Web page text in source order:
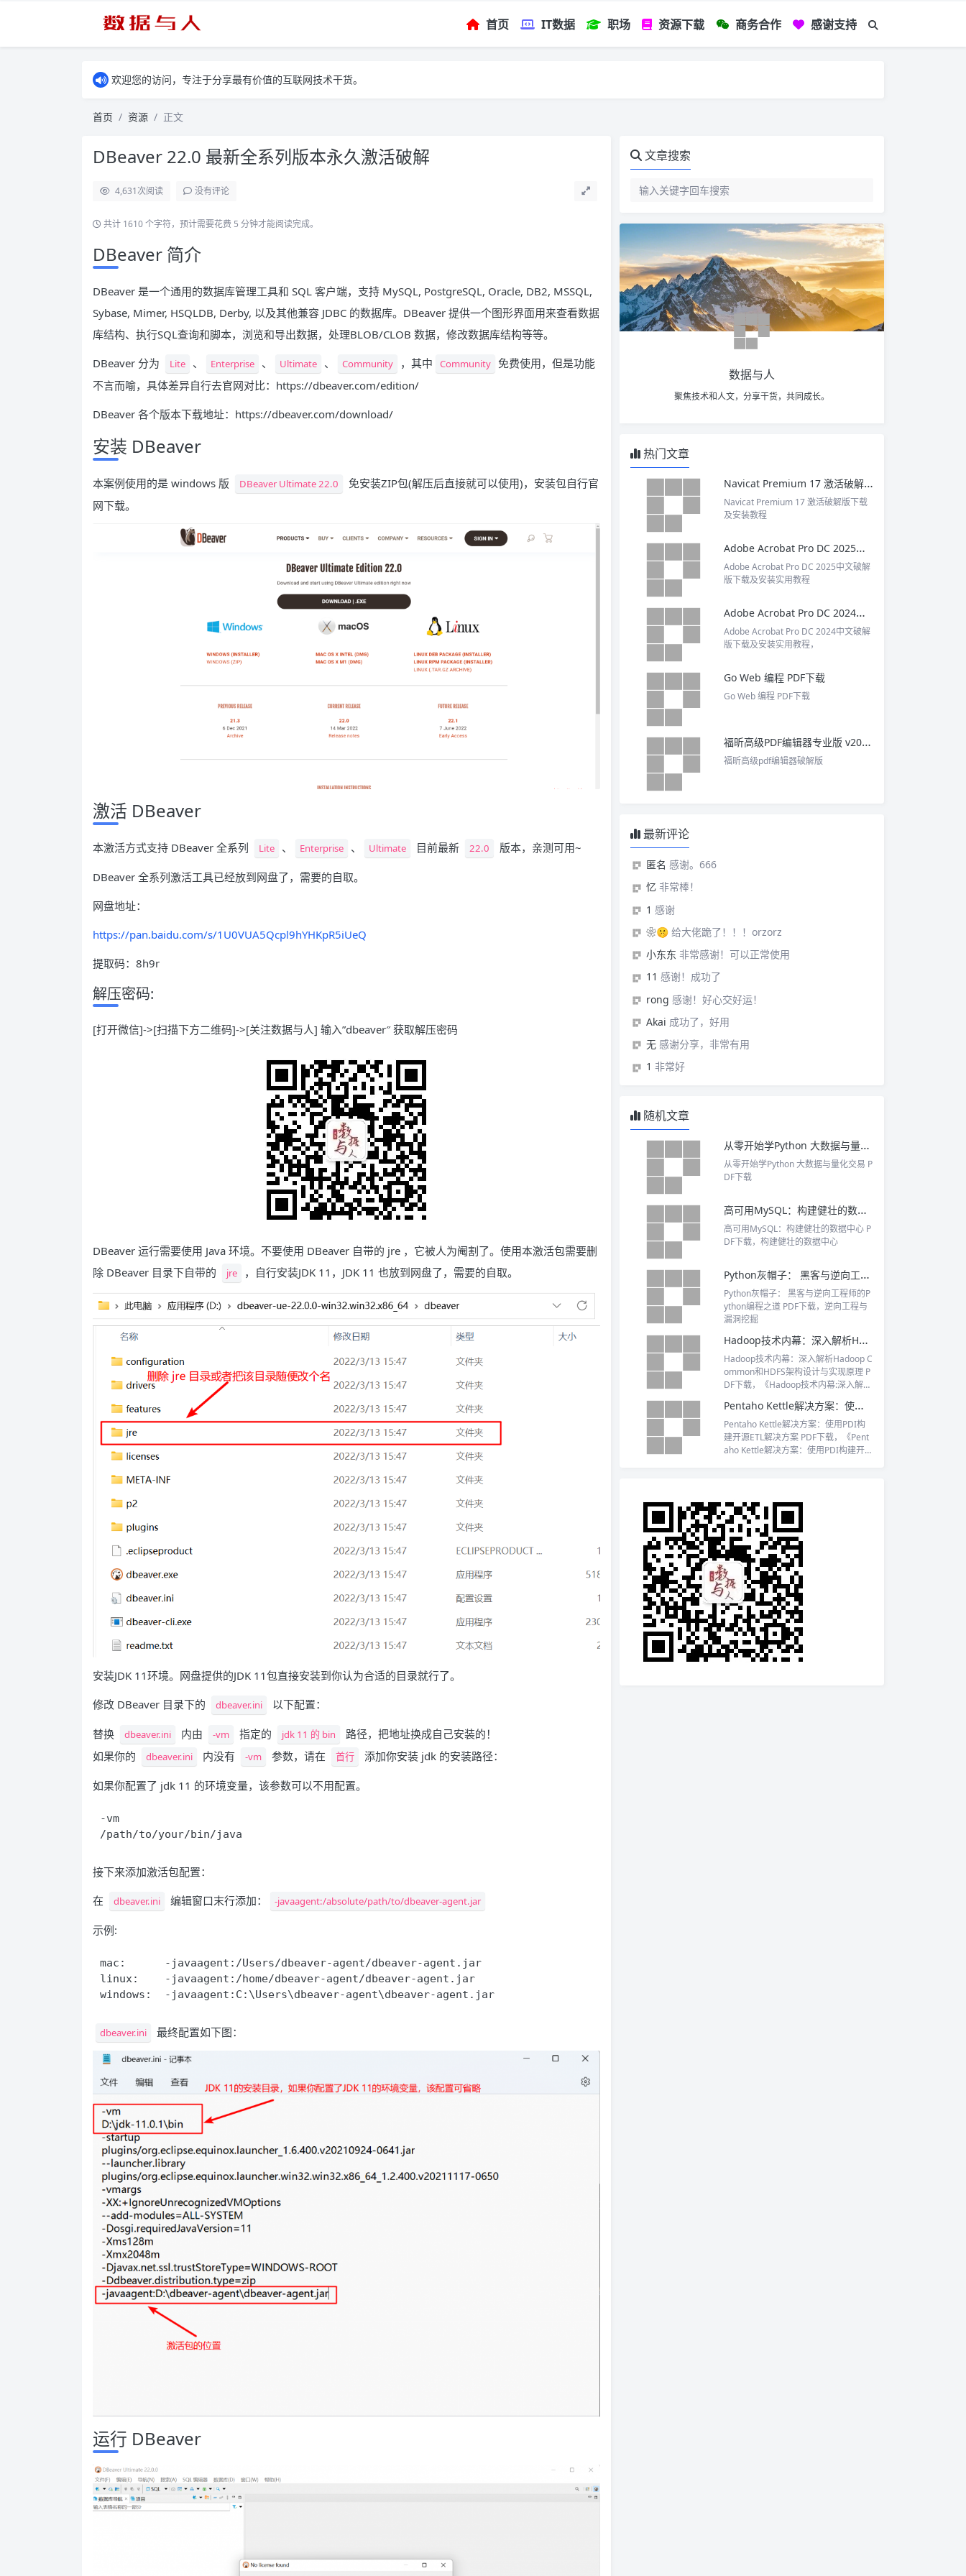
首页 IT数据 职场 资源下载 商务合作 感谢支持
欢迎您的访问，专注于分享最有价值的互联网技术干货。
首页 资源 正文
DBeaver 22.0 最新全系列版本永久激活破解
4,631次阅读 没有评论
共计 1610 个字符，预计需要花费 5 分钟才能阅读完成。
DBeaver 简介
DBeaver 是一个通用的数据库管理工具和 SQL 客户端，支持 MySQL, PostgreSQL, Oracle, DB2, MSSQL,
Sybase, Mimer, HSQLDB, Derby, 以及其他兼容 JDBC 的数据库。DBeaver 提供一个图形界面用来查看数据
库结构、执行SQL查询和脚本，浏览和导出数据，处理BLOB/CLOB 数据，修改数据库结构等等。
DBeaver 分为
Lite 、 Enterprise 、 Ultimate 、 Community ，其中 Community
免费使用，但是功能
不言而喻，具体差异自行去官网对比：https://dbeaver.com/edition/
DBeaver 各个版本下载地址：https://dbeaver.com/download/
安装 DBeaver
本案例使用的是 windows 版 DBeaver Ultimate 22.0
免安装ZIP包(解压后直接就可以使用)，安装包自行官
网下载。
激活 DBeaver
本激活方式支持 DBeaver 全系列 Lite 、 Enterprise 、 Ultimate 目前最新 22.0 版本，亲测可用~
DBeaver 全系列激活工具已经放到网盘了，需要的自取。
网盘地址：
https://pan.baidu.com/s/1U0VUA5Qcpl9hYHKpR5iUeQ
提取码：8h9r
解压密码:
[打开微信]->[扫描下方二维码]->[关注数据与人] 输入”dbeaver″ 获取解压密码
DBeaver 运行需要使用 Java 环境。不要使用 DBeaver 自带的 jre ，它被人为阉割了。使用本激活包需要删
除 DBeaver 目录下自带的
jre ，自行安装JDK 11，JDK 11 也放到网盘了，需要的自取。
安装JDK 11环境。网盘提供的JDK 11包直接安装到你认为合适的目录就行了。
修改 DBeaver 目录下的
dbeaver.ini 以下配置：
替换 dbeaver.ini 内由 -vm 指定的 jdk 11 的 bin
路径，把地址换成自己安装的！
如果你的
dbeaver.ini 内没有 -vm 参数，请在 首行 添加你安装 jdk 的安装路径：
如果你配置了 jdk 11 的环境变量，该参数可以不用配置。
-vm
/path/to/your/bin/java
接下来添加激活包配置：
在
dbeaver.ini 编辑窗口末行添加： -javaagent:/absolute/path/to/dbeaver-agent.jar
示例:
mac:      -javaagent:/Users/dbeaver-agent/dbeaver-agent.jar
linux:    -javaagent:/home/dbeaver-agent/dbeaver-agent.jar
windows:  -javaagent:C:\Users\dbeaver-agent\dbeaver-agent.jar
dbeaver.ini 最终配置如下图：
运行 DBeaver
文章搜索
数据与人
聚焦技术和人文，分享干货，共同成长。
热门文章
Navicat Premium 17 激活破解版下载及安装教程
Navicat Premium 17 激活破解版下载
及安装教程
Adobe Acrobat Pro DC 2025中文破解版下载及安装实用教程
Adobe Acrobat Pro DC 2025中文破解
版下载及安装实用教程
Adobe Acrobat Pro DC 2024中文破解版下载及安装实用教程
Adobe Acrobat Pro DC 2024中文破解
版下载及安装实用教程，
Go Web 编程 PDF下载
Go Web 编程 PDF下载
福昕高级PDF编辑器专业版 v2025 中文激活版
福昕高级pdf编辑器破解版
最新评论
匿名 感谢。666
忆 非常棒！
1 感谢
❀🤫 给大佬跪了！！！orzorz
小东东 非常感谢！可以正常使用
11 感谢！成功了
rong 感谢！好心交好运！
Akai 成功了，好用
无 感谢分享，非常有用
1 非常好
随机文章
从零开始学Python 大数据与量化交易 PDF下载
从零开始学Python 大数据与量化交易 P
DF下载
高可用MySQL：构建健壮的数据中心 PDF下载
高可用MySQL：构建健壮的数据中心 P
DF下载，构建健壮的数据中心
Python灰帽子： 黑客与逆向工程师的Python编程之道 PDF下载
Python灰帽子： 黑客与逆向工程师的P
ython编程之道 PDF下载，逆向工程与
漏洞挖掘
Hadoop技术内幕：深入解析Hadoop Common和HDFS架构设计与实现原理 PDF下载
Hadoop技术内幕：深入解析Hadoop C
ommon和HDFS架构设计与实现原理 P
DF下载，《Hadoop技术内幕:深入解析
实现原理》适合Hadoop的二次开发人
员、应用开发工程师、运维工程师阅
读。
Pentaho Kettle解决方案：使用PDI构建开源ETL解决方案 PDF下载
Pentaho Kettle解决方案：使用PDI构
建开源ETL解决方案 PDF下载，《Pent
aho Kettle解决方案：使用PDI构建开源